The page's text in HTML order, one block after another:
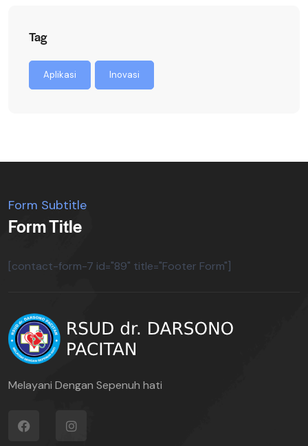
Tag
Aplikasi Inovasi
Form Subtitle
Form Title
[contact-form-7 id="89" title="Footer Form"]
Melayani Dengan Sepenuh hati